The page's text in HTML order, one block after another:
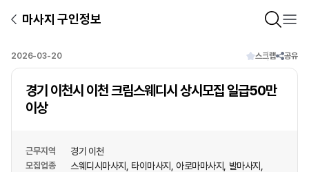
마사지 구인정보
2026-03-20 스크랩 공유
경기 이천시 이천 크림스웨디시 상시모집 일급50만
이상
근무지역 경기 이천
모집업종 스웨디시마사지 타이마사지 아로마마사지
발마사지